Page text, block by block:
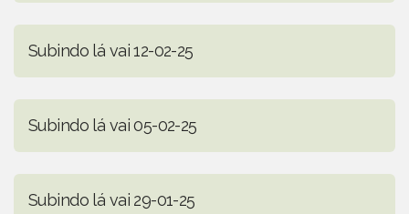
Subindo lá vai 12-02-25
Subindo lá vai 05-02-25
Subindo lá vai 29-01-25